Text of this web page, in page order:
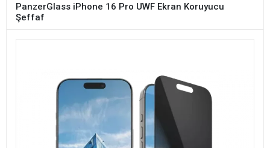
PanzerGlass iPhone 16 Pro UWF Ekran Koruyucu
Şeffaf